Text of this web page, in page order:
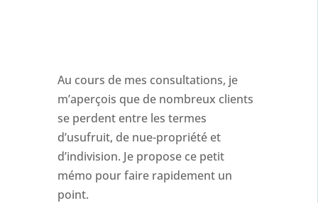
Au cours de mes consultations, je
m’aperçois que de nombreux clients
se perdent entre les termes
d’usufruit, de nue-propriété et
d’indivision. Je propose ce petit
mémo pour faire rapidement un
point.